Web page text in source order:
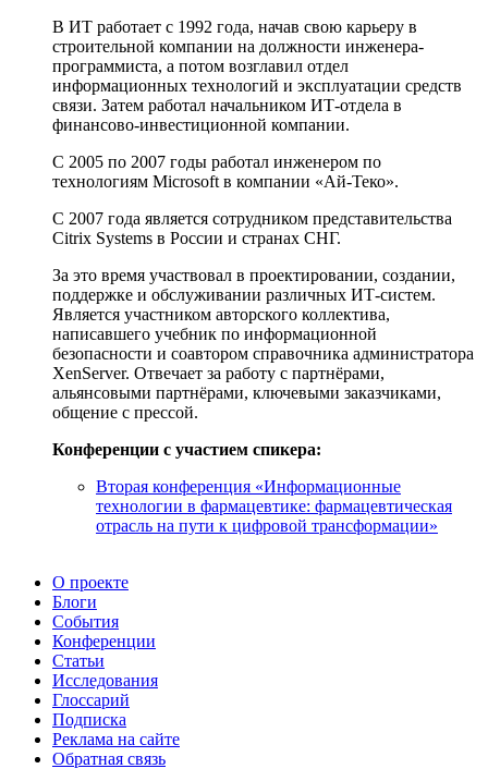
В ИТ работает с 1992 года, начав свою карьеру в
строительной компании на должности инженера-
программиста, а потом возглавил отдел
информационных технологий и эксплуатации средств
связи. Затем работал начальником ИТ-отдела в
финансово-инвестиционной компании.
С 2005 по 2007 годы работал инженером по
технологиям Microsoft в компании «Ай-Теко».
С 2007 года является сотрудником представительства
Citrix Systems в России и странах СНГ.
За это время участвовал в проектировании, создании,
поддержке и обслуживании различных ИТ-систем.
Является участником авторского коллектива,
написавшего учебник по информационной
безопасности и соавтором справочника администратора
XenServer. Отвечает за работу с партнёрами,
альянсовыми партнёрами, ключевыми заказчиками,
общение с прессой.
Конференции с участием спикера:
Вторая конференция «Информационные
технологии в фармацевтике: фармацевтическая
отрасль на пути к цифровой трансформации»
О проекте
Блоги
События
Конференции
Статьи
Исследования
Глоссарий
Подписка
Реклама на сайте
Обратная связь